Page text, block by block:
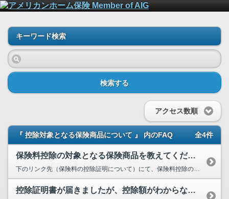
キーワード検索
検索する
アクセス数順
『 控除対象となる保険商品について 』 内のFAQ 全4件
保険料控除の対象となる保険商品を教えてください。
下のリンク先（保険料の控除証明について）にて、保険料控除の対象となる保険種類についてご説明させていただいております...
控除証明書が届きましたが、控除額がわからないので教えてください。